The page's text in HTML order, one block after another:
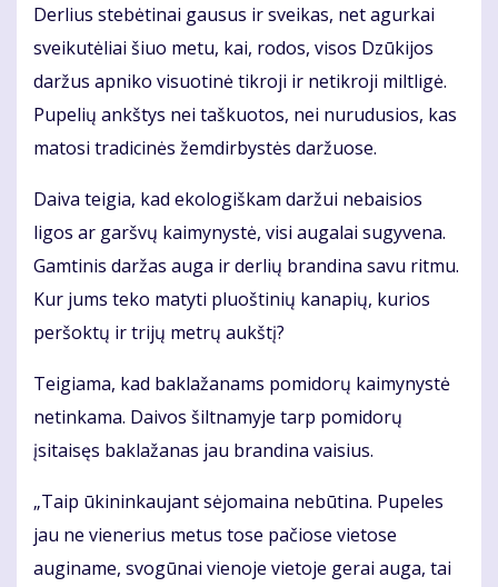
Derlius stebėtinai gausus ir sveikas, net agurkai
sveikutėliai šiuo metu, kai, rodos, visos Dzūkijos
daržus apniko visuotinė tikroji ir netikroji miltligė.
Pupelių ankštys nei taškuotos, nei nurudusios, kas
matosi tradicinės žemdirbystės daržuose.
Daiva teigia, kad ekologiškam daržui nebaisios
ligos ar garšvų kaimynystė, visi augalai sugyvena.
Gamtinis daržas auga ir derlių brandina savu ritmu.
Kur jums teko matyti pluoštinių kanapių, kurios
peršoktų ir trijų metrų aukštį?
Teigiama, kad baklažanams pomidorų kaimynystė
netinkama. Daivos šiltnamyje tarp pomidorų
įsitaisęs baklažanas jau brandina vaisius.
„Taip ūkininkaujant sėjomaina nebūtina. Pupeles
jau ne vienerius metus tose pačiose vietose
auginame, svogūnai vienoje vietoje gerai auga, tai